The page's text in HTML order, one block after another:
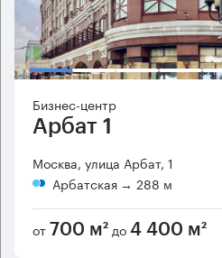
Бизнес-центр
Арбат 1
Москва, улица Арбат, 1
Арбатская → 288 м
от 700 м² до 4 400 м²